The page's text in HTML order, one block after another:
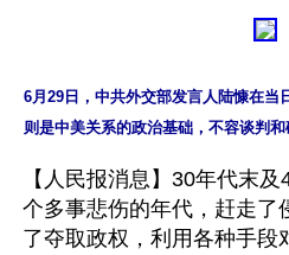
6月29日，中共外交部发言人陆慷在当
则是中美关系的政治基础，不容谈判和
【人民报消息】30年代末
个多事悲伤的年代，赶走了
了夺取政权，利用各种手段